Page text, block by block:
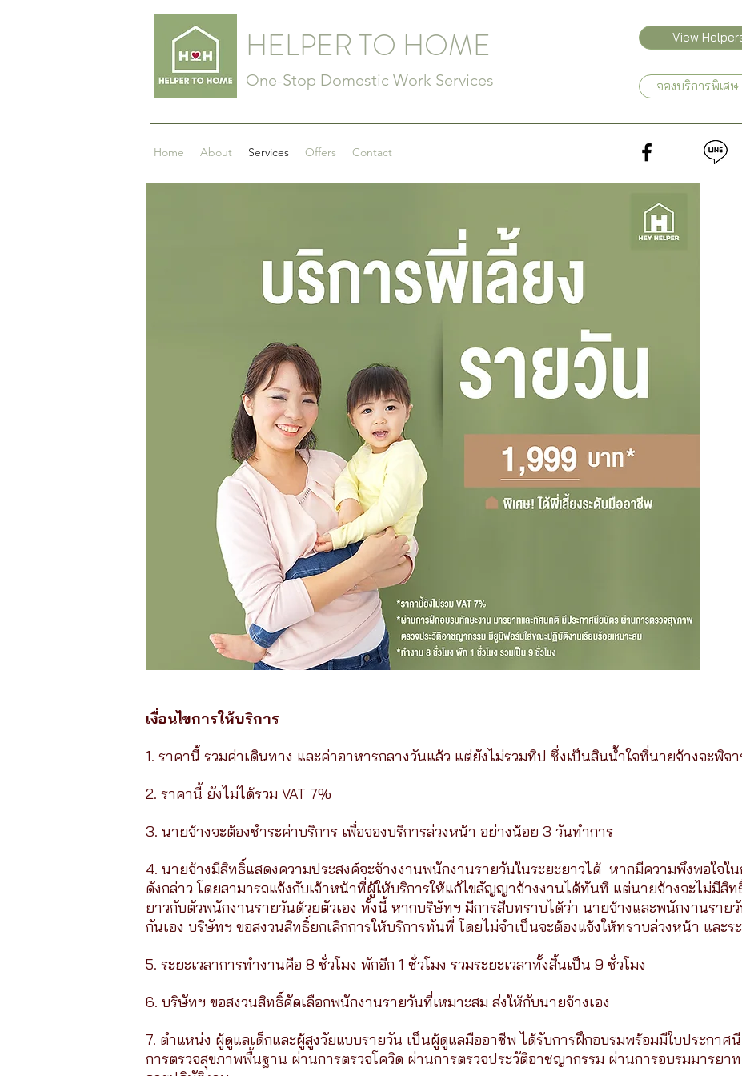
HELPER TO HOME
One-Stop Domestic Work Services
View
จองบริการพิเศษ
Home About Services Offers Contact
เงื่อนไขการให้บริการ
1. ราคานี้ รวมค่าเดินทาง และค่าอาหารกลางวันแล้ว แต่ยังไม่รวมทิป ซึ่งเป็นสินน้ำใจที่นายจ้างจะพิจ
2. ราคานี้ ยังไม่ได้รวม VAT 7%
3. นายจ้างจะต้องชำระค่าบริการ เพื่อจองบริการล่วงหน้า อย่างน้อย 3 วันทำการ
4. นายจ้างมีสิทธิ์แสดงความประสงค์จะจ้างงานพนักงานรายวันในระยะยาวได้ หากมีความพึงพอใจใ
ดังกล่าว โดยสามารถแจ้งกับเจ้าหน้าที่ผู้ให้บริการให้แก้ไขสัญญาจ้างงานได้ทันที แต่นายจ้างจะไม่มีสิท
ยาวกับตัวพนักงานรายวันด้วยตัวเอง ทั้งนี้ หากบริษัทฯ มีการสืบทราบได้ว่า นายจ้างและพนักงานรายวั
กันเอง บริษัทฯ ขอสงวนสิทธิ์ยกเลิกการให้บริการทันที่ โดยไม่จำเป็นจะต้องแจ้งให้ทราบล่วงหน้า และร
5. ระยะเวลาการทำงานคือ 8 ชั่วโมง พักอีก 1 ชั่วโมง รวมระยะเวลาทั้งสิ้นเป็น 9 ชั่วโมง
6. บริษัทฯ ขอสงวนสิทธิ์คัดเลือกพนักงานรายวันที่เหมาะสม ส่งให้กับนายจ้างเอง
7. ตำแหน่ง ผู้ดูแลเด็กและผู้สูงวัยแบบรายวัน เป็นผู้ดูแลมืออาชีพ ได้รับการฝึกอบรมพร้อมมีใบประกาศ
การตรวจสุขภาพพื้นฐาน ผ่านการตรวจโควิด ผ่านการตรวจประวัติอาชญากรรม ผ่านการอบรมมารยา